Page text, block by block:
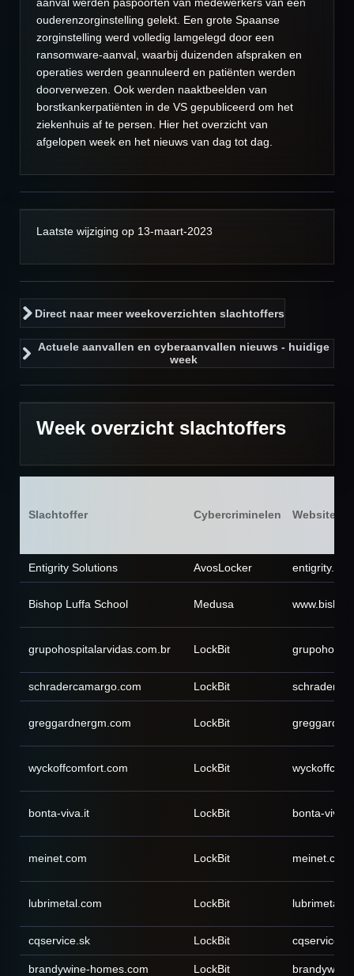
aanval werden paspoorten van medewerkers van een
ouderenzorginstelling gelekt. Een grote Spaanse
zorginstelling werd volledig lamgelegd door een
ransomware-aanval, waarbij duizenden afspraken en
operaties werden geannuleerd en patiënten werden
doorverwezen. Ook werden naaktbeelden van
borstkankerpatiënten in de VS gepubliceerd om het
ziekenhuis af te persen. Hier het overzicht van
afgelopen week en het nieuws van dag tot dag.
Laatste wijziging op 13-maart-2023
Direct naar meer weekoverzichten slachtoffers
Actuele aanvallen en cyberaanvallen nieuws - huidige
week
Week overzicht slachtoffers
Slachtoffer Cybercriminelen Website
Entigrity Solutions AvosLocker
Bishop Luffa School Medusa
grupohospitalarvidas.com.br LockBit
schradercamargo.com LockBit
greggardnergm.com LockBit
wyckoffcomfort.com LockBit
bonta-viva.it LockBit bonta-viva.it
meinet.com LockBit meinet.com
lubrimetal.com LockBit
cqservice.sk LockBit cqservice.sk
brandywine-homes.com LockBit